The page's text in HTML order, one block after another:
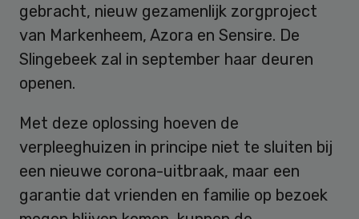
gebracht, nieuw gezamenlijk zorgproject
van Markenheem, Azora en Sensire. De
Slingebeek zal in september haar deuren
openen.
Met deze oplossing hoeven de
verpleeghuizen in principe niet te sluiten bij
een nieuwe corona-uitbraak, maar een
garantie dat vrienden en familie op bezoek